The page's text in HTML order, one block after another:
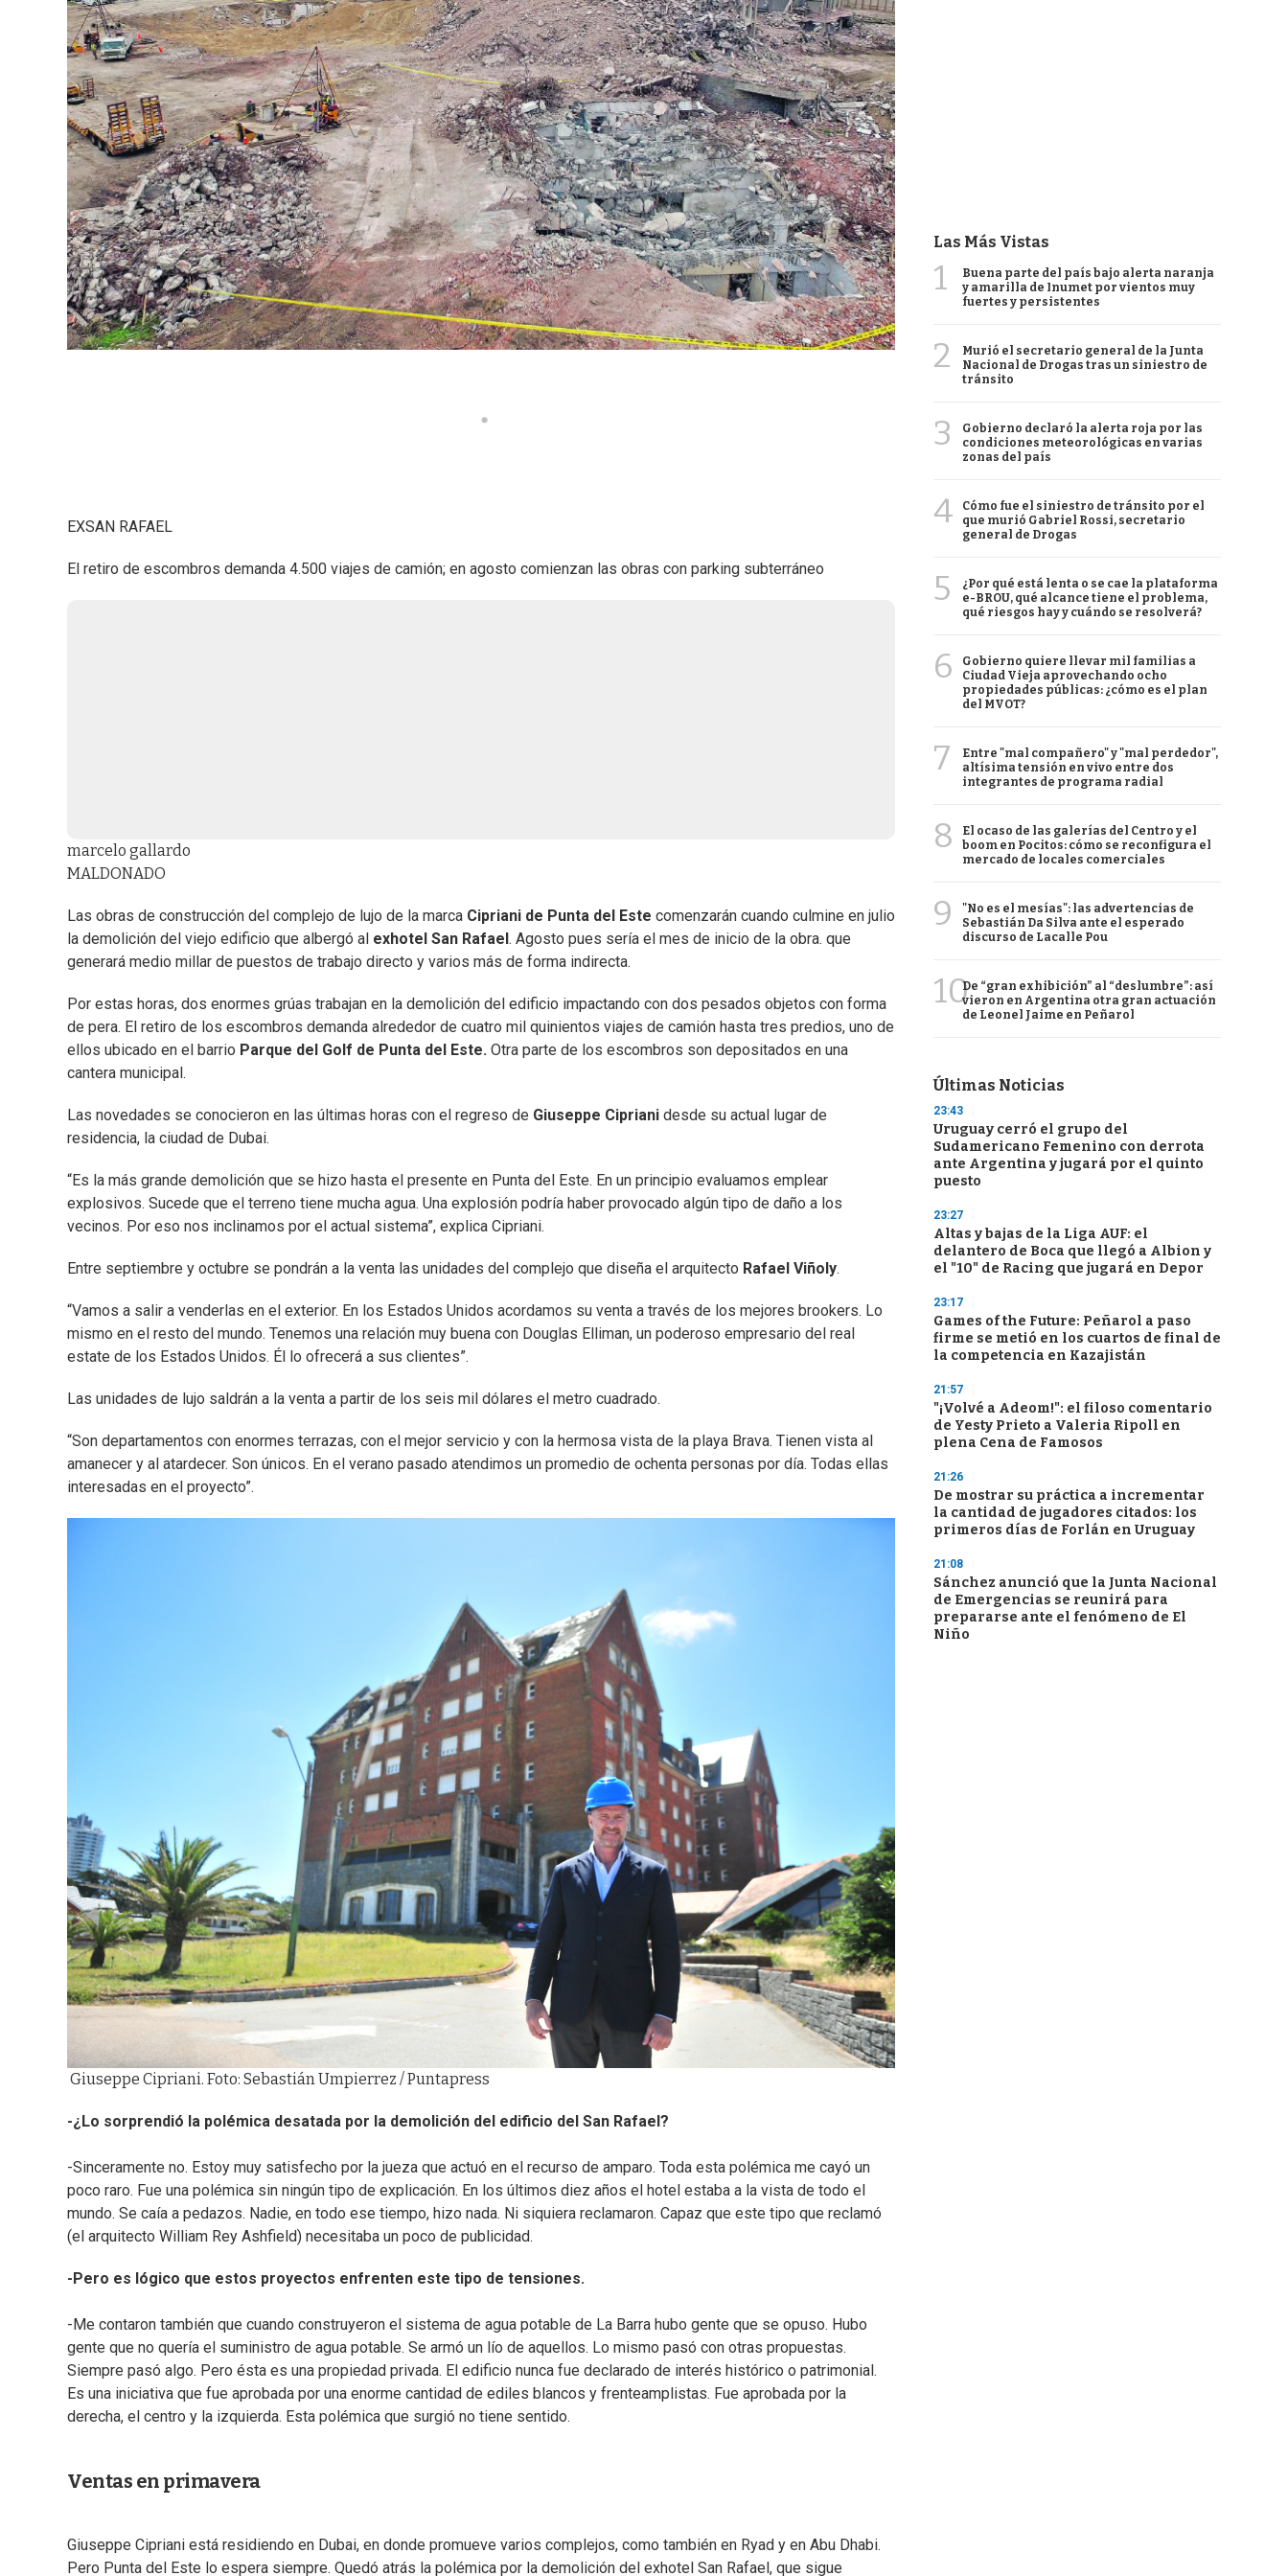
EXSAN RAFAEL
El retiro de escombros demanda 4.500 viajes de camión; en agosto comienzan las obras con parking subterráneo
marcelo gallardo
MALDONADO
Las obras de construcción del complejo de lujo de la marca Cipriani de Punta del Este comenzarán cuando culmine en julio
la demolición del viejo edificio que albergó al exhotel San Rafael . Agosto pues sería el mes de inicio de la obra. que
generará medio millar de puestos de trabajo directo y varios más de forma indirecta.
Por estas horas, dos enormes grúas trabajan en la demolición del edificio impactando con dos pesados objetos con forma
de pera. El retiro de los escombros demanda alrededor de cuatro mil quinientos viajes de camión hasta tres predios, uno de
ellos ubicado en el barrio Parque del Golf de Punta del Este. Otra parte de los escombros son depositados en una
cantera municipal.
Las novedades se conocieron en las últimas horas con el regreso de Giuseppe Cipriani desde su actual lugar de
residencia, la ciudad de Dubai.
“Es la más grande demolición que se hizo hasta el presente en Punta del Este. En un principio evaluamos emplear
explosivos. Sucede que el terreno tiene mucha agua. Una explosión podría haber provocado algún tipo de daño a los
vecinos. Por eso nos inclinamos por el actual sistema”, explica Cipriani.
Entre septiembre y octubre se pondrán a la venta las unidades del complejo que diseña el arquitecto Rafael Viñoly.
“Vamos a salir a venderlas en el exterior. En los Estados Unidos acordamos su venta a través de los mejores brookers. Lo
mismo en el resto del mundo. Tenemos una relación muy buena con Douglas Elliman, un poderoso empresario del real
estate de los Estados Unidos. Él lo ofrecerá a sus clientes”.
Las unidades de lujo saldrán a la venta a partir de los seis mil dólares el metro cuadrado.
“Son departamentos con enormes terrazas, con el mejor servicio y con la hermosa vista de la playa Brava. Tienen vista al
amanecer y al atardecer. Son únicos. En el verano pasado atendimos un promedio de ochenta personas por día. Todas ellas
interesadas en el proyecto”.
Giuseppe Cipriani. Foto: Sebastián Umpierrez / Puntapress
-¿Lo sorprendió la polémica desatada por la demolición del edificio del San Rafael?
-Sinceramente no. Estoy muy satisfecho por la jueza que actuó en el recurso de amparo. Toda esta polémica me cayó un
poco raro. Fue una polémica sin ningún tipo de explicación. En los últimos diez años el hotel estaba a la vista de todo el
mundo. Se caía a pedazos. Nadie, en todo ese tiempo, hizo nada. Ni siquiera reclamaron. Capaz que este tipo que reclamó
(el arquitecto William Rey Ashfield) necesitaba un poco de publicidad.
-Pero es lógico que estos proyectos enfrenten este tipo de tensiones.
-Me contaron también que cuando construyeron el sistema de agua potable de La Barra hubo gente que se opuso. Hubo
gente que no quería el suministro de agua potable. Se armó un lío de aquellos. Lo mismo pasó con otras propuestas.
Siempre pasó algo. Pero ésta es una propiedad privada. El edificio nunca fue declarado de interés histórico o patrimonial.
Es una iniciativa que fue aprobada por una enorme cantidad de ediles blancos y frenteamplistas. Fue aprobada por la
derecha, el centro y la izquierda. Esta polémica que surgió no tiene sentido.
Ventas en primavera
Giuseppe Cipriani está residiendo en Dubai, en donde promueve varios complejos, como también en Ryad y en Abu Dhabi.
Pero Punta del Este lo espera siempre. Quedó atrás la polémica por la demolición del exhotel San Rafael, que sigue
Las Más Vistas
1
Buena parte del país bajo alerta naranja
y amarilla de Inumet por vientos muy
fuertes y persistentes
2
Murió el secretario general de la Junta
Nacional de Drogas tras un siniestro de
tránsito
3
Gobierno declaró la alerta roja por las
condiciones meteorológicas en varias
zonas del país
4
Cómo fue el siniestro de tránsito por el
que murió Gabriel Rossi, secretario
general de Drogas
5
¿Por qué está lenta o se cae la plataforma
e-BROU, qué alcance tiene el problema,
qué riesgos hay y cuándo se resolverá?
6
Gobierno quiere llevar mil familias a
Ciudad Vieja aprovechando ocho
propiedades públicas: ¿cómo es el plan
del MVOT?
7
Entre "mal compañero" y "mal perdedor",
altísima tensión en vivo entre dos
integrantes de programa radial
8
El ocaso de las galerías del Centro y el
boom en Pocitos: cómo se reconfigura el
mercado de locales comerciales
9
"No es el mesías": las advertencias de
Sebastián Da Silva ante el esperado
discurso de Lacalle Pou
10De “gran exhibición” al “deslumbre”: así
vieron en Argentina otra gran actuación
de Leonel Jaime en Peñarol
Últimas Noticias
23:43
Uruguay cerró el grupo del
Sudamericano Femenino con derrota
ante Argentina y jugará por el quinto
puesto
23:27
Altas y bajas de la Liga AUF: el
delantero de Boca que llegó a Albion y
el "10" de Racing que jugará en Depor
23:17
Games of the Future: Peñarol a paso
firme se metió en los cuartos de final de
la competencia en Kazajistán
21:57
"¡Volvé a Adeom!": el filoso comentario
de Yesty Prieto a Valeria Ripoll en
plena Cena de Famosos
21:26
De mostrar su práctica a incrementar
la cantidad de jugadores citados: los
primeros días de Forlán en Uruguay
21:08
Sánchez anunció que la Junta Nacional
de Emergencias se reunirá para
prepararse ante el fenómeno de El
Niño